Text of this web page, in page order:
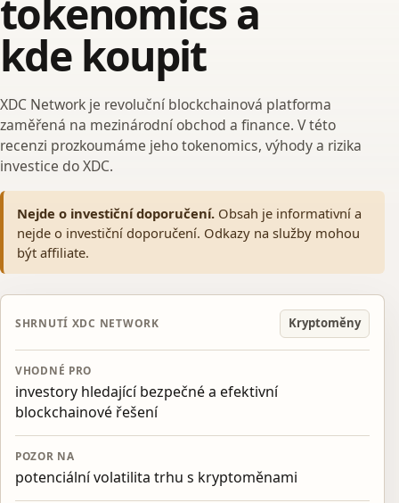
tokenomics a
kde koupit
XDC Network je revoluční blockchainová platforma
zaměřená na mezinárodní obchod a finance. V této
recenzi prozkoumáme jeho tokenomics, výhody a rizika
investice do XDC.
Nejde o investiční doporučení. Obsah je informativní a
nejde o investiční doporučení. Odkazy na služby mohou
být affiliate.
SHRNUTÍ XDC NETWORK Kryptoměny
VHODNÉ PRO
investory hledající bezpečné a efektivní
blockchainové řešení
POZOR NA
potenciální volatilita trhu s kryptoměnami